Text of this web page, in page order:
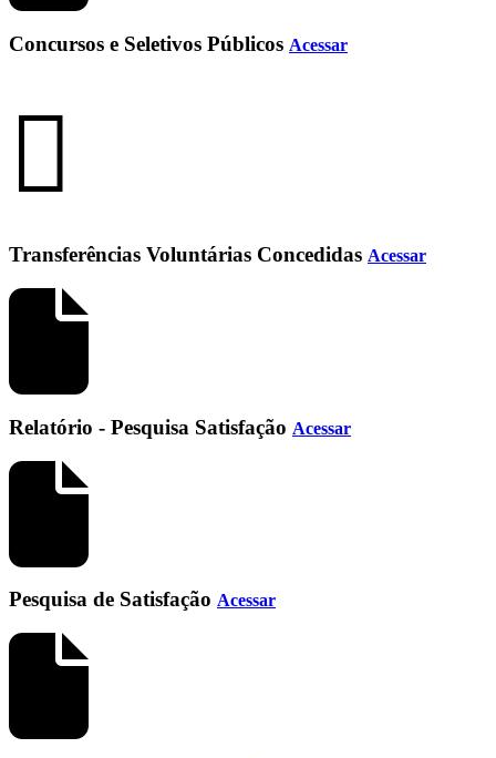
Concursos e Seletivos Públicos Acessar
Transferências Voluntárias Concedidas Acessar
Relatório - Pesquisa Satisfação Acessar
Pesquisa de Satisfação Acessar